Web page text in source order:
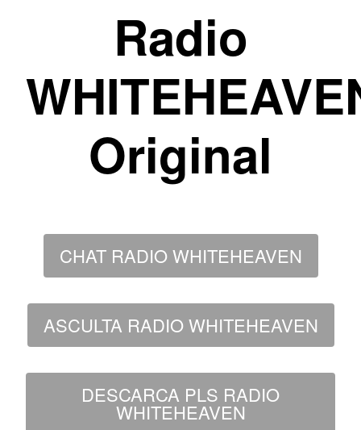
Radio
Original
CHAT RADIO WHITEHEAVEN
ASCULTA RADIO WHITEHEAVEN
DESCARCA PLS RADIO
WHITEHEAVEN